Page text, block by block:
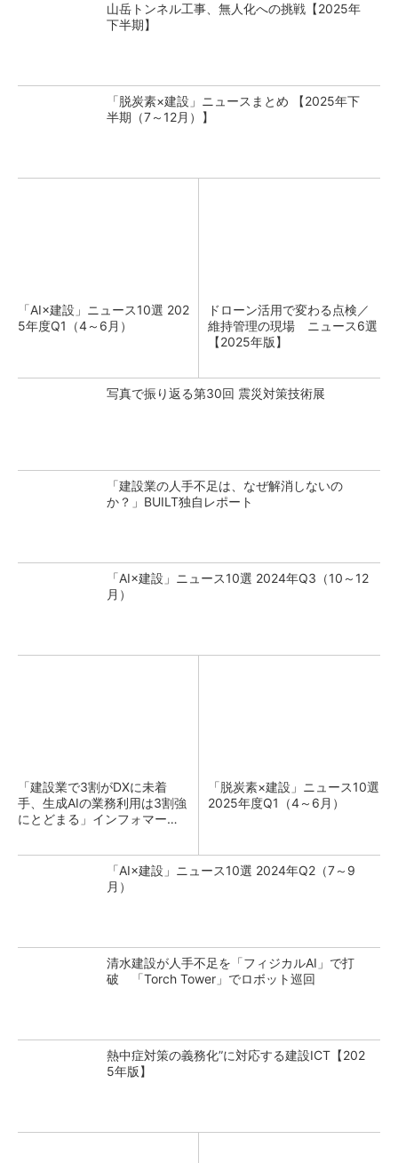
山岳トンネル工事、無人化への挑戦【2025年
下半期】
「脱炭素×建設」ニュースまとめ 【2025年下
半期（7～12月）】
「AI×建設」ニュース10選 202
5年度Q1（4～6月）
ドローン活用で変わる点検／
維持管理の現場 ニュース6選
【2025年版】
写真で振り返る第30回 震災対策技術展
「建設業の人手不足は、なぜ解消しないの
か？」BUILT独自レポート
「AI×建設」ニュース10選 2024年Q3（10～12
月）
「建設業で3割がDXに未着
手、生成AIの業務利用は3割強
にとどまる」インフォマート
「脱炭素×建設」ニュース10選
2025年度Q1（4～6月）
「AI×建設」ニュース10選 2024年Q2（7～9
月）
清水建設が人手不足を「フィジカルAI」で打
破 「Torch Tower」でロボット巡回
熱中症対策の義務化”に対応する建設ICT【202
5年版】